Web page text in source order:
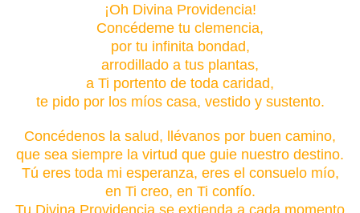
¡Oh Divina Providencia!
Concédeme tu clemencia,
por tu infinita bondad,
arrodillado a tus plantas,
a Ti portento de toda caridad,
te pido por los míos casa, vestido y sustento.
Concédenos la salud, llévanos por buen camino,
que sea siempre la virtud que guie nuestro destino.
Tú eres toda mi esperanza, eres el consuelo mío,
en Ti creo, en Ti confío.
Tu Divina Providencia se extienda a cada momento